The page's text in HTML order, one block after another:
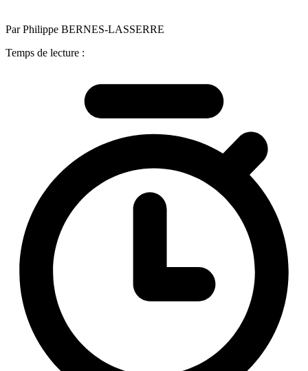
Par Philippe BERNES-LASSERRE
Temps de lecture :